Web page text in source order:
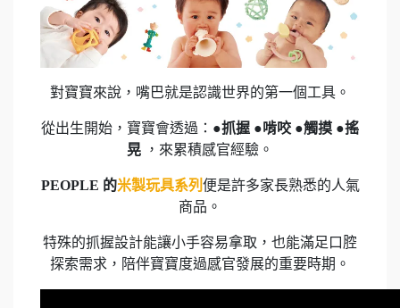
對寶寶來說，嘴巴就是認識世界的第一個工具。
從出生開始，寶寶會透過： ●抓握 ●啃咬 ●觸摸 ●搖
晃 ，來累積感官經驗。
PEOPLE 的米製玩具系列 便是許多家長熟悉的人氣
商品。
特殊的抓握設計能讓小手容易拿取，也能滿足口腔
探索需求，陪伴寶寶度過感官發展的重要時期。